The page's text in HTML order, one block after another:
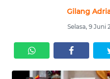
Gilang
Selasa, 9 Juni
EKUIN